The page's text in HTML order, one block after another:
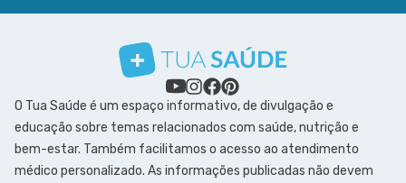
O Tua Saúde é um espaço informativo, de divulgação e
educação sobre temas relacionados com saúde, nutrição e
bem-estar. Também facilitamos o acesso ao atendimento
médico personalizado. As informações publicadas não devem